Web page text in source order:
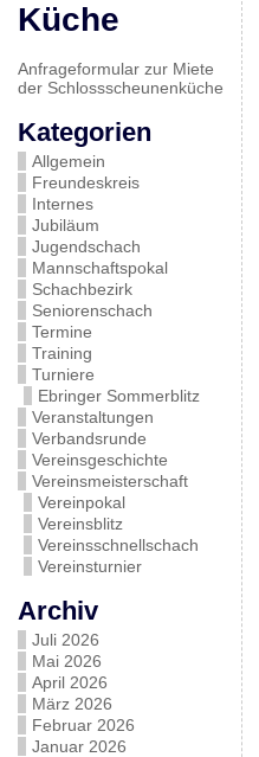
Küche
Anfrageformular zur Miete
der Schlossscheunenküche
Kategorien
Allgemein
Freundeskreis
Internes
Jubiläum
Jugendschach
Mannschaftspokal
Schachbezirk
Seniorenschach
Termine
Training
Turniere
Ebringer Sommerblitz
Veranstaltungen
Verbandsrunde
Vereinsgeschichte
Vereinsmeisterschaft
Vereinpokal
Vereinsblitz
Vereinsschnellschach
Vereinsturnier
Archiv
Juli 2026
Mai 2026
April 2026
März 2026
Februar 2026
Januar 2026